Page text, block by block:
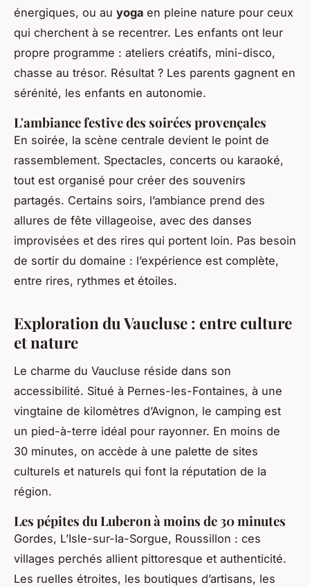
énergiques, ou au yoga en pleine nature pour ceux
qui cherchent à se recentrer. Les enfants ont leur
propre programme : ateliers créatifs, mini-disco,
chasse au trésor. Résultat ? Les parents gagnent en
sérénité, les enfants en autonomie.
L'ambiance festive des soirées provençales
En soirée, la scène centrale devient le point de
rassemblement. Spectacles, concerts ou karaoké,
tout est organisé pour créer des souvenirs
partagés. Certains soirs, l’ambiance prend des
allures de fête villageoise, avec des danses
improvisées et des rires qui portent loin. Pas besoin
de sortir du domaine : l’expérience est complète,
entre rires, rythmes et étoiles.
Exploration du Vaucluse : entre culture
et nature
Le charme du Vaucluse réside dans son
accessibilité. Situé à Pernes-les-Fontaines, à une
vingtaine de kilomètres d’Avignon, le camping est
un pied-à-terre idéal pour rayonner. En moins de
30 minutes, on accède à une palette de sites
culturels et naturels qui font la réputation de la
région.
Les pépites du Luberon à moins de 30 minutes
Gordes, L’Isle-sur-la-Sorgue, Roussillon : ces
villages perchés allient pittoresque et authenticité.
Les ruelles étroites, les boutiques d’artisans, les